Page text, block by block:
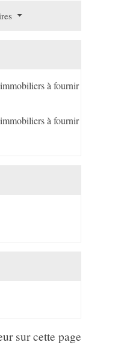
à fournir
à fournir
sur cette page